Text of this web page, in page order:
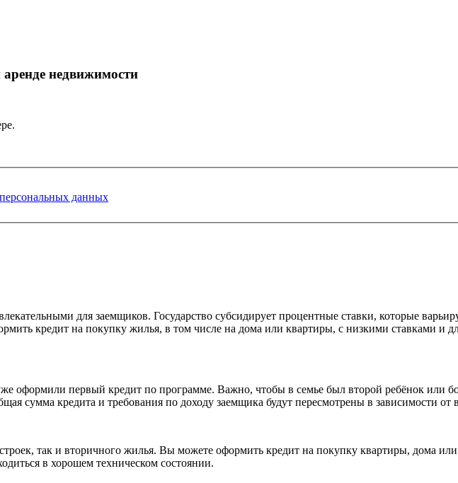
недвижимости
данных
для заемщиков. Государство субсидирует процентные ставки, которые
кредит на покупку жилья, в том числе на дома или квартиры, с низкими ставками и
оформили первый кредит по программе. Важно, чтобы в семье был второй ребёнок или
сумма кредита и требования по доходу заемщика будут пересмотрены в зависимости
так и вторичного жилья. Вы можете оформить кредит на покупку квартиры, дома
в хорошем техническом состоянии.